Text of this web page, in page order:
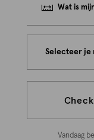
Wat is
Selecteer je
Vandaag